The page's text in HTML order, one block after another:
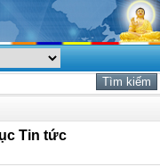
Tin tức